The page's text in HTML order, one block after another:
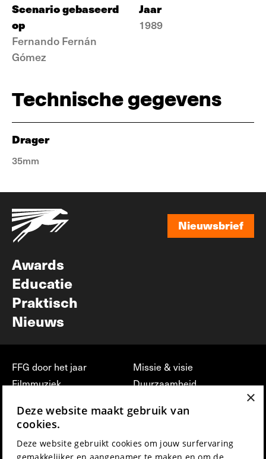
Scenario gebaseerd
op
Fernando Fernán
Gómez
Jaar
1989
Technische gegevens
Drager
35mm
Nieuwsbrief
Awards
Educatie
Praktisch
Nieuws
FFG door het jaar
Filmmuziek
Press & Industry
Film Fest Friends
Missie & visie
Duurzaamheid
vrijwilligerswerk bij FFG
Privacy & Disclaimer
×
Deze website maakt gebruik van
cookies.
Deze website gebruikt cookies om jouw surfervaring
gemakkelijker en aangenamer te maken en om de